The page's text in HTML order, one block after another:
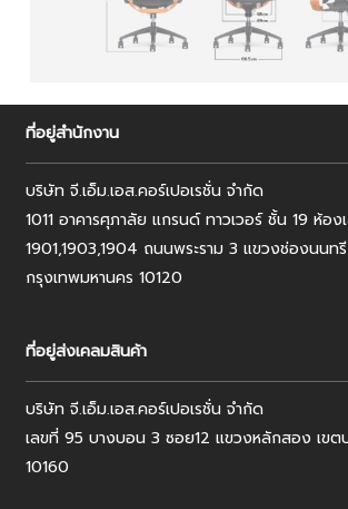
ที่อยู่สำนักงาน
บริษัท จี.เอ็ม.เอส.คอร์เปอเรชั่น จำกัด
1011 อาคารศุภาลัย แกรนด์ ทาวเวอร์ ชั้น 19 ห้อง
1901,1903,1904 ถนนพระราม 3 แขวงช่องนนท
กรุงเทพมหานคร 10120
ที่อยู่ส่งเคลมสินค้า
บริษัท จี.เอ็ม.เอส.คอร์เปอเรชั่น จำกัด
เลขที่ 95 บางบอน 3 ซอย12 แขวงหลักสอง เขต
10160